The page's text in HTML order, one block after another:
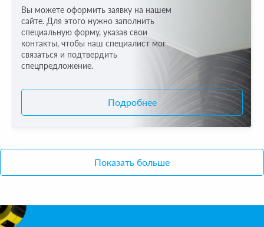
Вы можете оформить заявку на нашем
сайте. Для этого нужно заполнить
специальную форму, указав свои
контакты, чтобы наш специалист мог
связаться и подтвердить
спецпредложение.
Подробнее
Показать больше